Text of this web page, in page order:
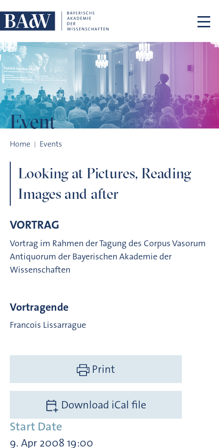
Event
Home Events
Looking at Pictures, Reading
Images and after
VORTRAG
Vortrag im Rahmen der Tagung des Corpus Vasorum
Antiquorum der Bayerischen Akademie der
Wissenschaften
Vortragende
Francois Lissarrague
Print
Download iCal file
Start Date
9. Apr 2008 19:00